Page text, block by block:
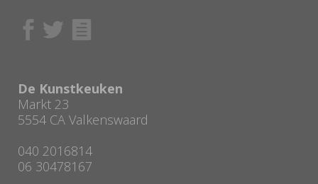
De Kunstkeuken
Markt 23
5554 CA Valkenswaard
040 2016814
06 30478167